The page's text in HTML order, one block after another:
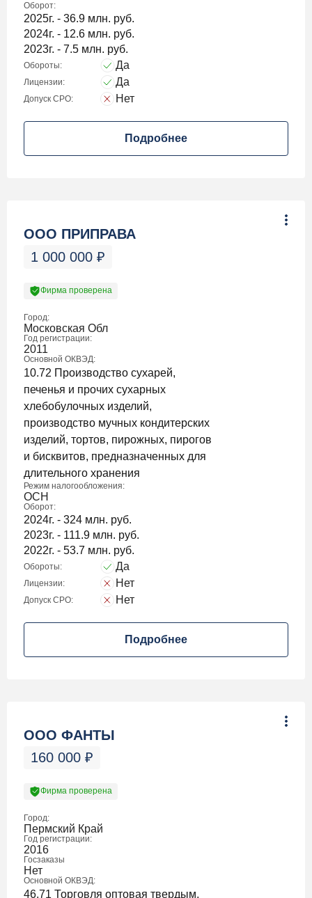
Оборот:
2025г. - 36.9 млн. руб.
2024г. - 12.6 млн. руб.
2023г. - 7.5 млн. руб.
Обороты: Да
Лицензии: Да
Допуск СРО: Нет
Подробнее
ООО ПРИПРАВА
1 000 000 ₽
Фирма проверена
Город:
Московская Обл
Год регистрации:
2011
Основной ОКВЭД:
10.72 Производство сухарей,
печенья и прочих сухарных
хлебобулочных изделий,
производство мучных кондитерских
изделий, тортов, пирожных, пирогов
и бисквитов, предназначенных для
длительного хранения
Режим налогообложения:
ОСН
Оборот:
2024г. - 324 млн. руб.
2023г. - 111.9 млн. руб.
2022г. - 53.7 млн. руб.
Обороты: Да
Лицензии: Нет
Допуск СРО: Нет
Подробнее
ООО ФАНТЫ
160 000 ₽
Фирма проверена
Город:
Пермский Край
Год регистрации:
2016
Госзаказы
Нет
Основной ОКВЭД:
46.71 Торговля оптовая твердым,